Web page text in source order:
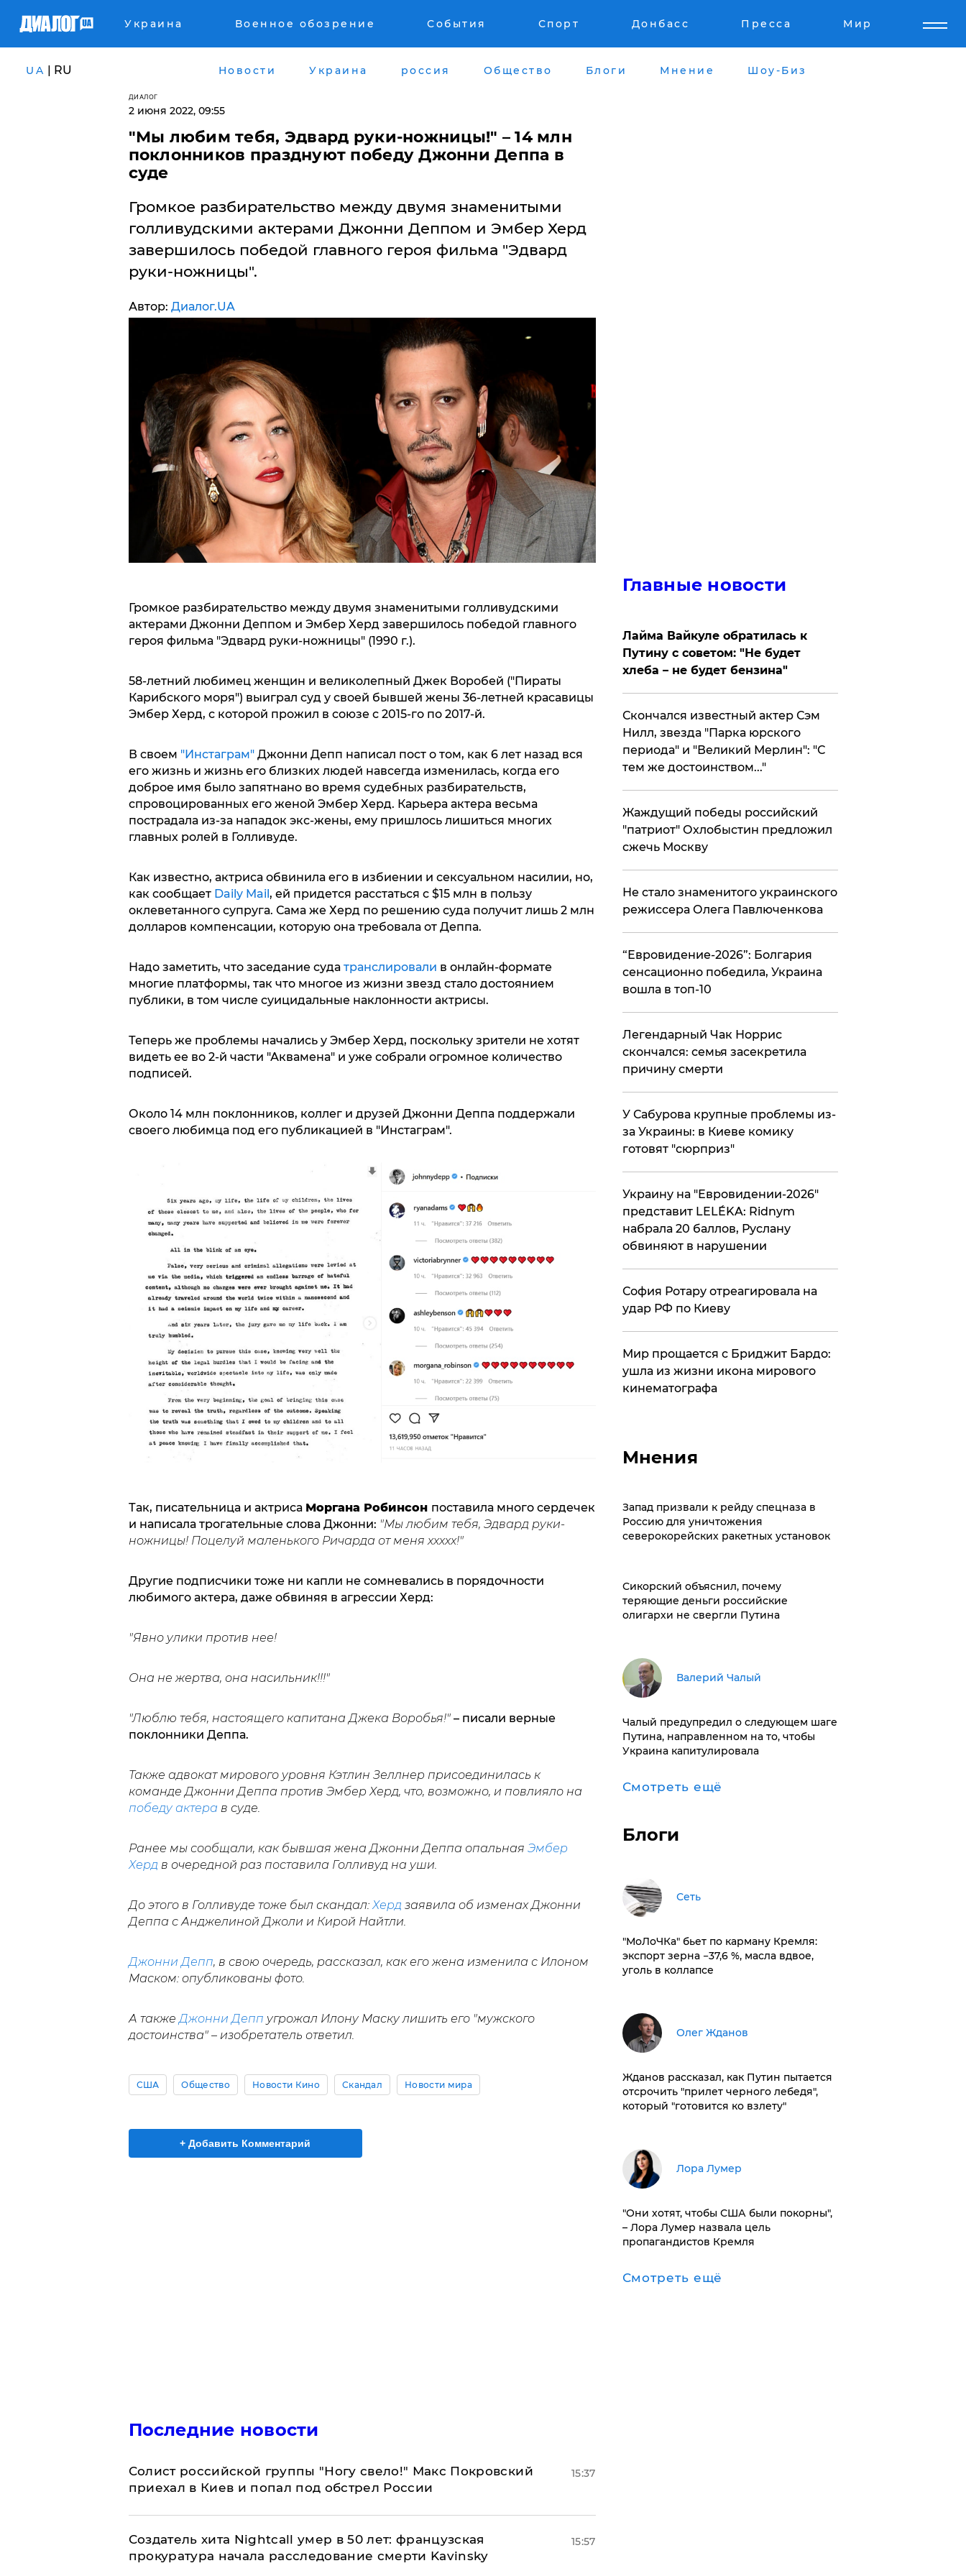
Украина Военное обозрение События Спорт Донбасс Пресса Мир
UA | RU Новости Украина россия Общество Блоги Мнение Шоу-Биз
ДИАЛОГ
2 июня 2022, 09:55
"Мы любим тебя, Эдвард руки-ножницы!" – 14 млн
поклонников празднуют победу Джонни Деппа в
суде
Громкое разбирательство между двумя знаменитыми
голливудскими актерами Джонни Деппом и Эмбер Херд
завершилось победой главного героя фильма "Эдвард
руки-ножницы".
Автор: Диалог.UA
Громкое разбирательство между двумя знаменитыми голливудскими
актерами Джонни Деппом и Эмбер Херд завершилось победой главного
героя фильма "Эдвард руки-ножницы" (1990 г.).
58-летний любимец женщин и великолепный Джек Воробей ("Пираты
Карибского моря") выиграл суд у своей бывшей жены 36-летней красавицы
Эмбер Херд, с которой прожил в союзе с 2015-го по 2017-й.
В своем "Инстаграм"Джонни Депп написал пост о том, как 6 лет назад вся
его жизнь и жизнь его близких людей навсегда изменилась, когда его
доброе имя было запятнано во время судебных разбирательств,
спровоцированных его женой Эмбер Херд. Карьера актера весьма
пострадала из-за нападок экс-жены, ему пришлось лишиться многих
главных ролей в Голливуде.
Как известно, актриса обвинила его в избиении и сексуальном насилии, но,
как сообщает Daily Mail, ей придется расстаться с $15 млн в пользу
оклеветанного супруга. Сама же Херд по решению суда получит лишь 2 млн
долларов компенсации, которую она требовала от Деппа.
Надо заметить, что заседание суда транслировали в онлайн-формате
многие платформы, так что многое из жизни звезд стало достоянием
публики, в том числе суицидальные наклонности актрисы.
Теперь же проблемы начались у Эмбер Херд, поскольку зрители не хотят
видеть ее во 2-й части "Аквамена" и уже собрали огромное количество
подписей.
Около 14 млн поклонников, коллег и друзей Джонни Деппа поддержали
своего любимца под его публикацией в "Инстаграм".
Так, писательница и актриса Моргана Робинсон поставила много сердечек
и написала трогательные слова Джонни: "Мы любим тебя, Эдвард руки-
ножницы! Поцелуй маленького Ричарда от меня ххххх!"
Другие подписчики тоже ни капли не сомневались в порядочности
любимого актера, даже обвиняя в агрессии Херд:
"Явно улики против нее!
Она не жертва, она насильник!!!"
"Люблю тебя, настоящего капитана Джека Воробья!" – писали верные
поклонники Деппа.
Также адвокат мирового уровня Кэтлин Зеллнер присоединилась к
команде Джонни Деппа против Эмбер Херд, что, возможно, и повлияло на
победу актера в суде.
Ранее мы сообщали, как бывшая жена Джонни Деппа опальная Эмбер
Херд в очередной раз поставила Голливуд на уши.
До этого в Голливуде тоже был скандал:Херд заявила об изменах Джонни
Деппа с Анджелиной Джоли и Кирой Найтли.
Джонни Депп, в свою очередь, рассказал, как его жена изменила с Илоном
Маском: опубликованы фото.
А такжеДжонни Депп угрожал Илону Маску лишить его "мужского
достоинства" – изобретатель ответил.
США Общество Новости Кино Скандал Новости мира
+ Добавить Комментарий
Последние новости
Солист российской группы "Ногу свело!" Макс Покровский
приехал в Киев и попал под обстрел России
15:37
Создатель хита Nightcall умер в 50 лет: французская
прокуратура начала расследование смерти Kavinsky
15:57
Главные новости
Лайма Вайкуле обратилась к
Путину с советом: "Не будет
хлеба – не будет бензина"
Скончался известный актер Сэм
Нилл, звезда "Парка юрского
периода" и "Великий Мерлин": "С
тем же достоинством..."
Жаждущий победы российский
"патриот" Охлобыстин предложил
сжечь Москву
Не стало знаменитого украинского
режиссера Олега Павлюченкова
​“Евровидение-2026”: Болгария
сенсационно победила, Украина
вошла в топ-10
​Легендарный Чак Норрис
скончался: семья засекретила
причину смерти
У Сабурова крупные проблемы из-
за Украины: в Киеве комику
готовят "сюрприз"
Украину на "Евровидении-2026"
представит LELÉKA: Ridnym
набрала 20 баллов, Руслану
обвиняют в нарушении
София Ротару отреагировала на
удар РФ по Киеву
Мир прощается с Бриджит Бардо:
ушла из жизни икона мирового
кинематографа
Мнения
Запад призвали к рейду спецназа в
Россию для уничтожения
северокорейских ракетных установок
Сикорский объяснил, почему
теряющие деньги российские
олигархи не свергли Путина
Валерий Чалый
Чалый предупредил о следующем шаге
Путина, направленном на то, чтобы
Украина капитулировала
Смотреть ещё
Блоги
Сеть
​"МоЛоЧКа" бьет по карману Кремля:
экспорт зерна −37,6 %, масла вдвое,
уголь в коллапсе
Олег Жданов
Жданов рассказал, как Путин пытается
отсрочить "прилет черного лебедя",
который "готовится ко взлету"
​Лора Лумер
"Они хотят, чтобы США были покорны",
– Лора Лумер назвала цель
пропагандистов Кремля
Смотреть ещё